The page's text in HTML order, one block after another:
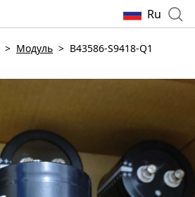
Ru
> Модуль > B43586-S9418-Q1